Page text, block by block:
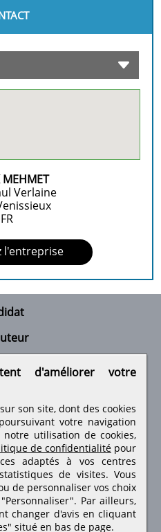
MEHMET
Verlaine
FR
l'entreprise
les réseaux sociaux
d'améliorer votre
son site, dont des cookies
votre navigation
utilisation de cookies,
de confidentialité pour
adaptés à vos centres
de visites.Vous
de personnaliser vos choix
Par ailleurs,
changer d'avis en cliquant
situé en bas de page.